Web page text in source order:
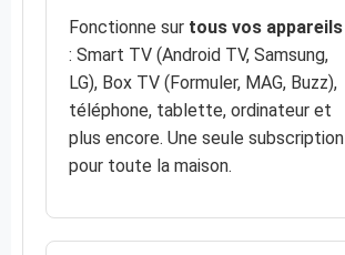
Fonctionne sur tous vos appareils
: Smart TV (Android TV, Samsung,
LG), Box TV (Formuler, MAG, Buzz),
téléphone, tablette, ordinateur et
plus encore. Une seule subscription
pour toute la maison.